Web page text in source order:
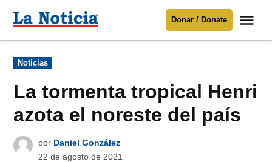
Para mantenerte informado necesitamos
Donar
contenido
Noticia
Donar / Donate
Publicado
en
Noticias
La tormenta tropical Henri
azota el noreste del país
por Daniel González
22 de agosto de 2021